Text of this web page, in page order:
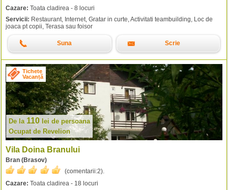
Cazare: Toata cladirea - 8 locuri
Servicii: Restaurant, Internet, Gratar in curte, Activitati teambuilding, Loc de
joaca pt copii, Terasa sau foisor
Suna Scrie
Tichete
Vacanță
De la 110 lei de persoana
Ocupat de Revelion
Vila Doina Branului
Bran (Brasov)
(comentarii:2).
Cazare: Toata cladirea - 18 locuri